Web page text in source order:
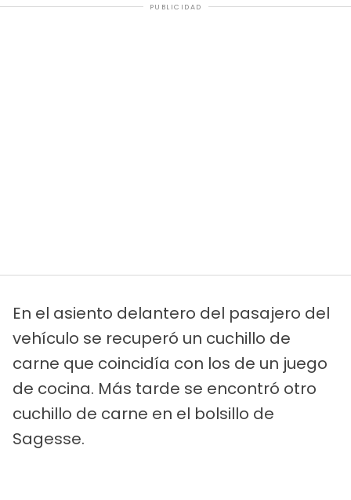
PUBLICIDAD
En el asiento delantero del pasajero del
vehículo se recuperó un cuchillo de
carne que coincidía con los de un juego
de cocina. Más tarde se encontró otro
cuchillo de carne en el bolsillo de
Sagesse.